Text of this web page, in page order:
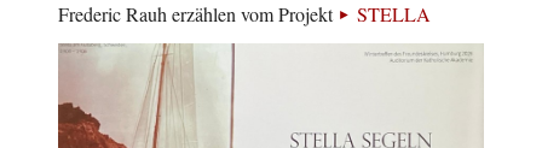
Frederic Rauh erzählen vom Projekt
STELLA